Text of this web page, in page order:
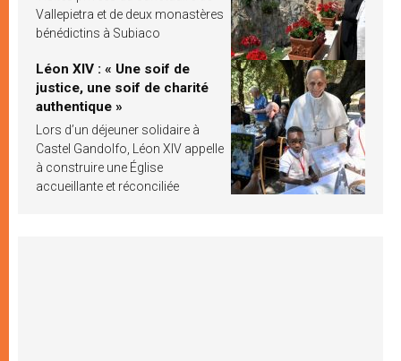
Vallepietra et de deux monastères
bénédictins à Subiaco
Léon XIV : « Une soif de
justice, une soif de charité
authentique »
Lors d’un déjeuner solidaire à
Castel Gandolfo, Léon XIV appelle
à construire une Église
accueillante et réconciliée